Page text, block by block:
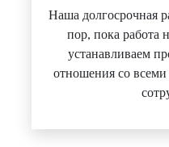
Наша долгосрочная
пор, пока работа
устанавливаем
отношения со